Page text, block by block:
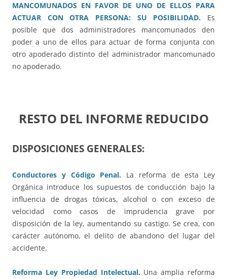
MANCOMUNADOS EN FAVOR DE UNO DE ELLOS PARA
ACTUAR CON OTRA PERSONA: SU POSIBILIDAD. Es
posible que dos administradores mancomunados den
poder a uno de ellos para actuar de forma conjunta con
otro apoderado distinto del administrador mancomunado
no apoderado.
RESTO DEL INFORME REDUCIDO
DISPOSICIONES GENERALES:
Conductores y Código Penal. La reforma de esta Ley
Orgánica introduce los supuestos de conducción bajo la
influencia de drogas tóxicas, alcohol o con exceso de
velocidad como casos de imprudencia grave por
disposición de la ley, aumentando su castigo. Se crea, con
carácter autónomo, el delito de abandono del lugar del
accidente.
Reforma Ley Propiedad Intelectual. Una amplia reforma